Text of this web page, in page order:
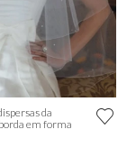
da
em forma